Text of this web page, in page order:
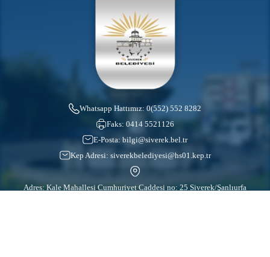
Whatsapp Hattımız: 0(552) 552 8282
Faks: 0414 5521126
E-Posta: bilgi@siverek.bel.tr
Kep Adresi: siverekbelediyesi@hs01.kep.tr
Adres: Kale Mahallesi Cumhuriyet Caddesi no: 25 Siverek/Şanlıurfa